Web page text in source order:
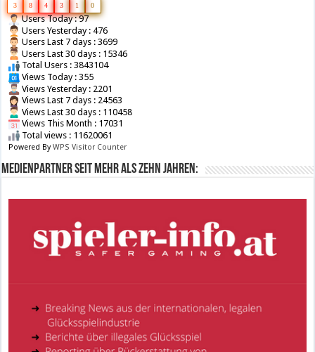
3 8 4 3 1 0
Users Today : 97
Users Yesterday : 476
Users Last 7 days : 3699
Users Last 30 days : 15346
Total Users : 3843104
Views Today : 355
Views Yesterday : 2201
Views Last 7 days : 24563
Views Last 30 days : 110458
Views This Month : 17031
Total views : 11620061
Powered ByWPS Visitor Counter
Medienpartner seit mehr als zehn Jahren: